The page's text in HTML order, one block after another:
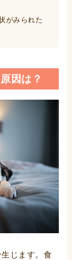
がみられた
因は？
じます。食